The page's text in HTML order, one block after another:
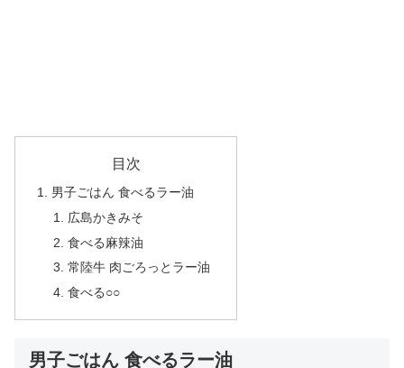
目次
男子ごはん 食べるラー油
広島かきみそ
食べる麻辣油
常陸牛 肉ごろっとラー油
食べる○○
男子ごはん 食べるラー油